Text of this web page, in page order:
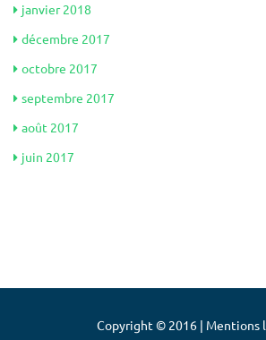
janvier 2018
décembre 2017
octobre 2017
septembre 2017
août 2017
juin 2017
Copyright © 2016 | Mentions